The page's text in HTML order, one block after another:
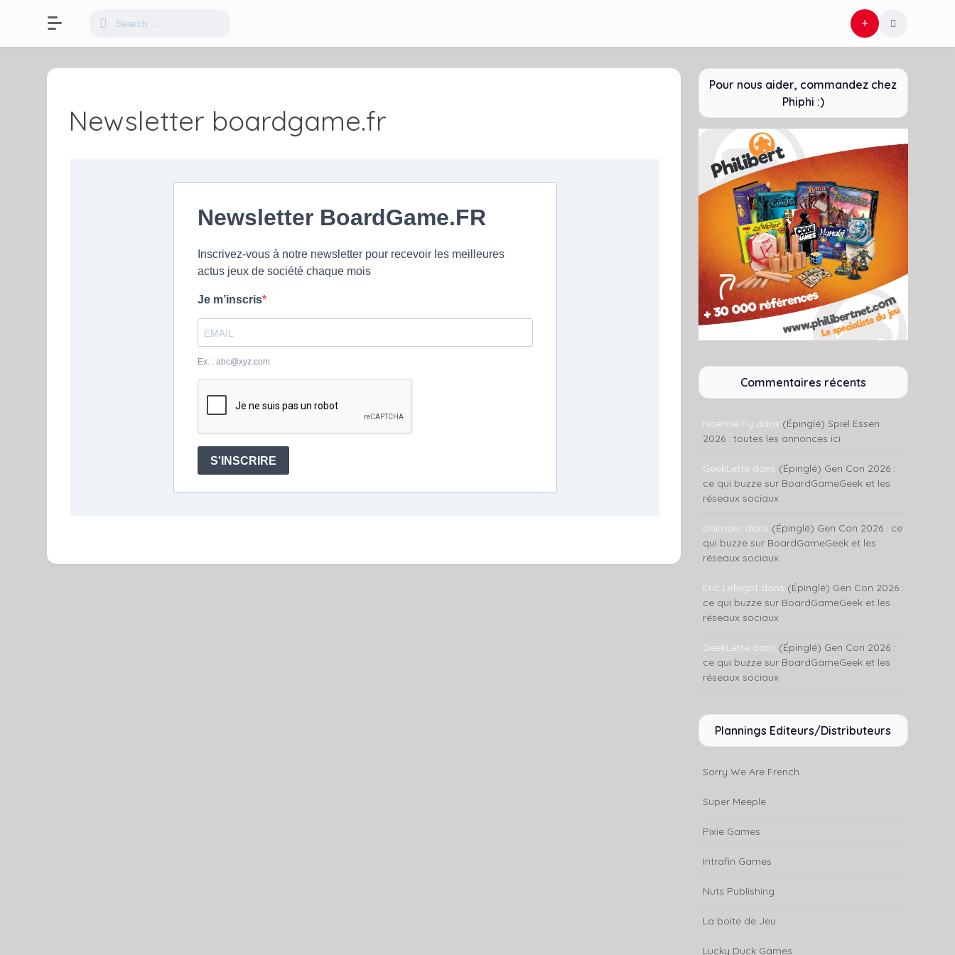
Newsletter boardgame.fr
Newsletter BoardGame.FR
Inscrivez-vous à notre newsletter pour recevoir les meilleures
actus jeux de société chaque mois
Je m’inscris
Ex. : abc@xyz.com
S'INSCRIRE
Pour nous aider, commandez chez
Phiphi :)
Commentaires récents
Noémie Fy dans (Épinglé) Spiel Essen
2026 : toutes les annonces ici
GeekLette dans (Épinglé) Gen Con 2026 :
ce qui buzze sur BoardGameGeek et les
réseaux sociaux
dolmaurdans (Épinglé) Gen Con 2026 : ce
qui buzze sur BoardGameGeek et les
réseaux sociaux
Eric Lebigot dans (Épinglé) Gen Con 2026 :
ce qui buzze sur BoardGameGeek et les
réseaux sociaux
GeekLette dans (Épinglé) Gen Con 2026 :
ce qui buzze sur BoardGameGeek et les
réseaux sociaux
Plannings Editeurs/Distributeurs
Sorry We Are French
Super Meeple
Pixie Games
Intrafin Games
Nuts Publishing
La boite de Jeu
Lucky Duck Games